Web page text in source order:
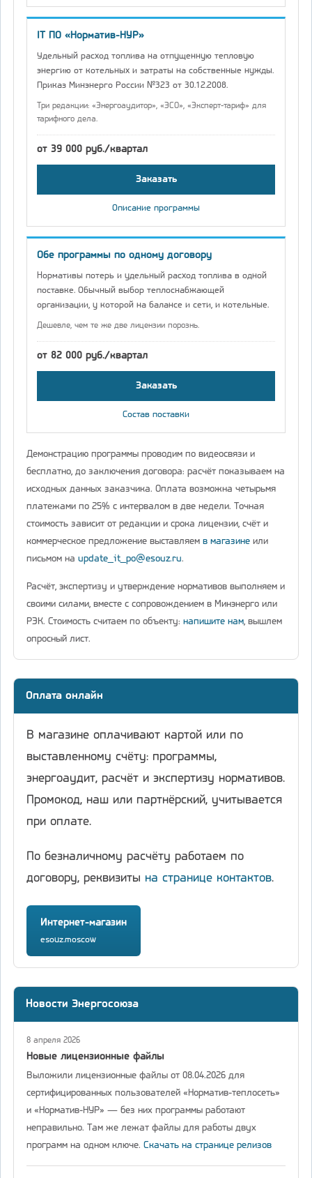
IT ПО «Норматив-НУР»
Удельный расход топлива на отпущенную тепловую
энергию от котельных и затраты на собственные нужды.
Приказ Минэнерго России №323 от 30.12.2008.
Три редакции: «Энергоаудитор», «ЭСО», «Эксперт-тариф» для
тарифного дела.
от 39 000 руб./квартал
Заказать
Описание программы
Обе программы по одному договору
Нормативы потерь и удельный расход топлива в одной
поставке. Обычный выбор теплоснабжающей
организации, у которой на балансе и сети, и котельные.
Дешевле, чем те же две лицензии порознь.
от 82 000 руб./квартал
Заказать
Состав поставки
Демонстрацию программы проводим по видеосвязи и
бесплатно, до заключения договора: расчёт показываем на
исходных данных заказчика. Оплата возможна четырьмя
платежами по 25% с интервалом в две недели. Точная
стоимость зависит от редакции и срока лицензии, счёт и
коммерческое предложение выставляем в магазине или
письмом на update_it_po@esouz.ru.
Расчёт, экспертизу и утверждение нормативов выполняем и
своими силами, вместе с сопровождением в Минэнерго или
РЭК. Стоимость считаем по объекту: напишите нам, вышлем
опросный лист.
Оплата онлайн
В магазине оплачивают картой или по
выставленному счёту: программы,
энергоаудит, расчёт и экспертизу нормативов.
Промокод, наш или партнёрский, учитывается
при оплате.
По безналичному расчёту работаем по
договору, реквизиты на странице контактов.
Интернет-магазин
esouz.moscow
Новости Энергосоюза
8 апреля 2026
Новые лицензионные файлы
Выложили лицензионные файлы от 08.04.2026 для
сертифицированных пользователей «Норматив-теплосеть»
и «Норматив-НУР» — без них программы работают
неправильно. Там же лежат файлы для работы двух
программ на одном ключе. Скачать на странице релизов